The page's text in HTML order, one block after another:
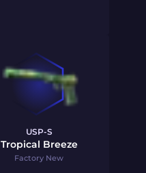
USP-S
Tropical Breeze
Factory New